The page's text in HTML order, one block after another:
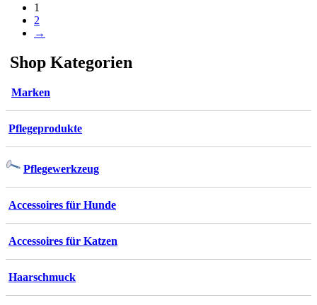
1
2
→
Shop Kategorien
Marken
Pflegeprodukte
Pflegewerkzeug
Accessoires für Hunde
Accessoires für Katzen
Haarschmuck